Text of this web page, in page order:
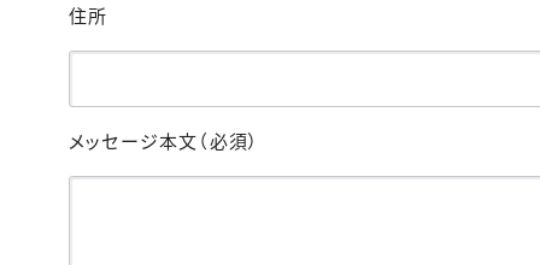
住所
メッセージ本文（必須）